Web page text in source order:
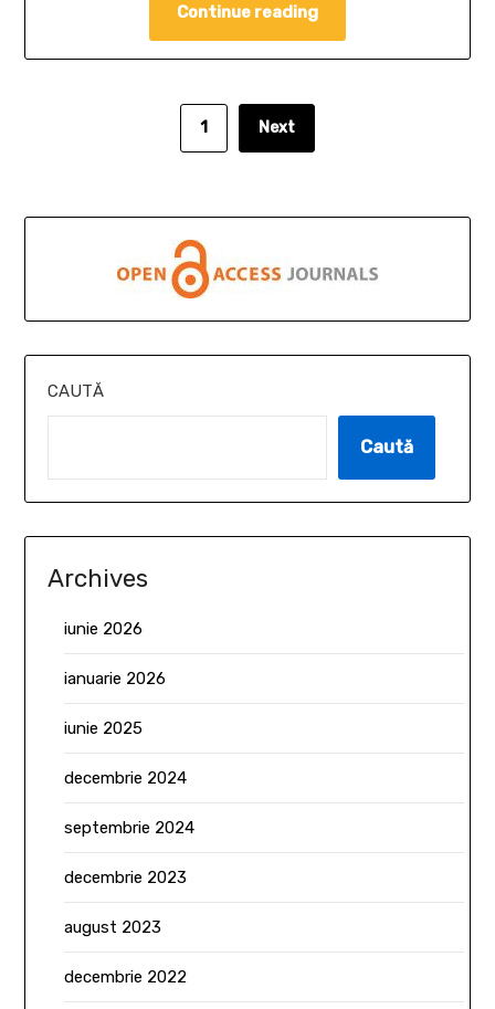
Continue reading
1 Next
CAUTĂ
Caută
Archives
iunie 2026
ianuarie 2026
iunie 2025
decembrie 2024
septembrie 2024
decembrie 2023
august 2023
decembrie 2022